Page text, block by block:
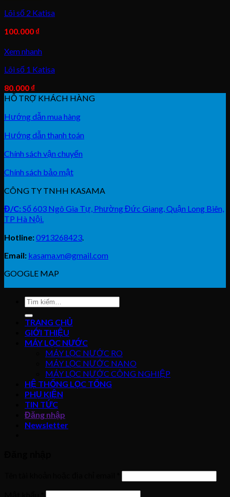
Lõi số 2 Katisa
100.000 ₫
Xem nhanh
Lõi số 1 Katisa
80.000 ₫
HỖ TRỢ KHÁCH HÀNG
Hướng dẫn mua hàng
Hướng dẫn thanh toán
Chính sách vận chuyển
Chính sách bảo mật
CÔNG TY TNHH KASAMA
Đ/C:Số 603 Ngô Gia Tự, Phường Đức Giang, Quận Long Biên,
TP Hà Nội.
Hotline:0913268423
Email: kasama.vn@gmail.com
GOOGLE MAP
Tìm
kiếm:
TRANG CHỦ
GIỚI THIỆU
MÁY LỌC NƯỚC
MÁY LỌC NƯỚC RO
MÁY LỌC NƯỚC NANO
MÁY LỌC NƯỚC CÔNG NGHIỆP
HỆ THỐNG LỌC TỔNG
PHỤ KIỆN
TIN TỨC
Đăng nhập
Newsletter